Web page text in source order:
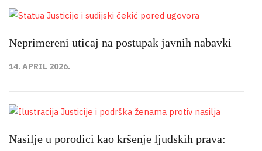
Neprimereni uticaj na postupak javnih nabavki
14. APRIL 2026.
Nasilje u porodici kao kršenje ljudskih prava: